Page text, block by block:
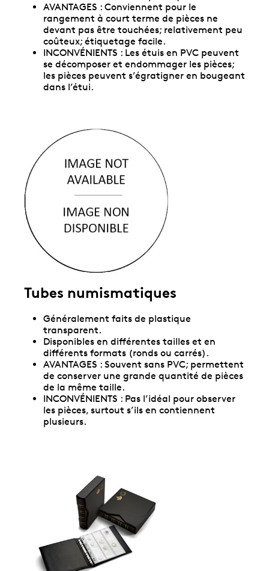
AVANTAGES : Conviennent pour le
rangement à court terme de pièces ne
devant pas être touchées; relativement peu
coûteux; étiquetage facile.
INCONVÉNIENTS : Les étuis en PVC peuvent
se décomposer et endommager les pièces;
les pièces peuvent s’égratigner en bougeant
dans l’étui.
Tubes numismatiques
Généralement faits de plastique
transparent.
Disponibles en différentes tailles et en
différents formats (ronds ou carrés).
AVANTAGES : Souvent sans PVC; permettent
de conserver une grande quantité de pièces
de la même taille.
INCONVÉNIENTS : Pas l’idéal pour observer
les pièces, surtout s’ils en contiennent
plusieurs.